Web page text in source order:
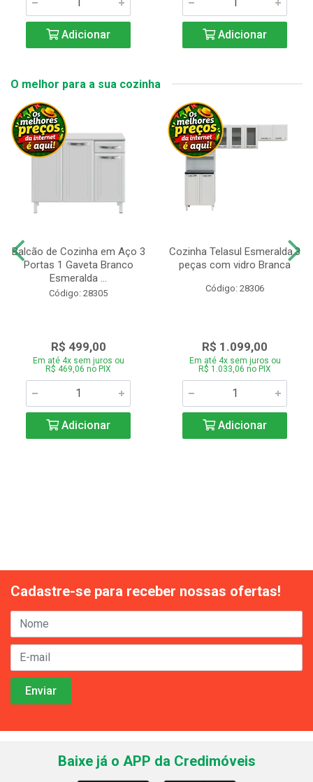
Adicionar Adicionar
O melhor para a sua cozinha
Balcão de Cozinha em Aço 3
Portas 1 Gaveta Branco
Esmeralda ...
Código: 28305
R$ 499,00
Em até 4x sem juros ou
R$ 469,06 no PIX
Adicionar
Cozinha Telasul Esmeralda.3
peças com vidro Branca
Código: 28306
R$ 1.099,00
Em até 4x sem juros ou
R$ 1.033,06 no PIX
Adicionar
Cadastre-se para receber nossas ofertas!
Baixe já o APP da Credimóveis